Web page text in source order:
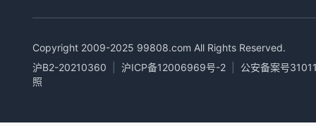
Copyright 2009-2025 99808.com All Rights Reserved.
沪B2-20210360
沪ICP备12006969号-2
公安备案号
照